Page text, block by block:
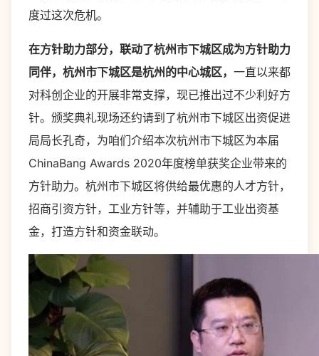
度过这次危机。
在方针助力部分，联动了杭州市下城区成为方针助力
同伴，杭州市下城区是杭州的中心城区， 一直以来都
对科创企业的开展非常支撑，现已推出过不少利好方
针。颁奖典礼现场还约请到了杭州市下城区出资促进
局局长孔奇，为咱们介绍本次杭州市下城区为本届
ChinaBang Awards 2020年度榜单获奖企业带来的
方针助力。杭州市下城区将供给最优惠的人才方针，
招商引资方针，工业方针等，并辅助于工业出资基
金，打造方针和资金联动。